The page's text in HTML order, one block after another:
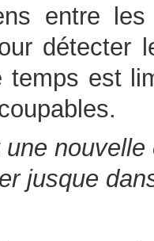
entre
détecter
temps est
une
jusque